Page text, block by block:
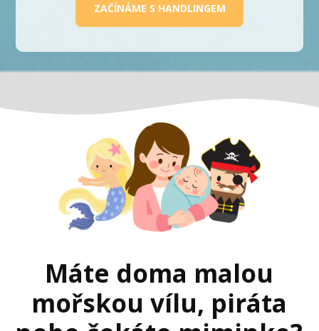
ZAČÍNÁME S HANDLINGEM
Máte doma malou
mořskou vílu, piráta